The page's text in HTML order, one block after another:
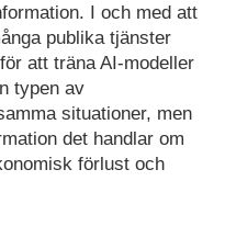
I och med att
publika tjänster
att träna AI-modeller
typen av
situationer, men
det handlar om
förlust och